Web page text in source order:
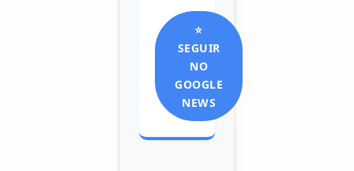
⭐
SEGUIR
NO
GOOGLE
NEWS